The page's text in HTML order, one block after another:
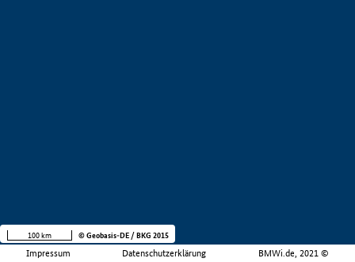
Impressum Datenschutzerklärung BMWi.de, 2021 ©
100 km © Geobasis-DE / BKG 2015